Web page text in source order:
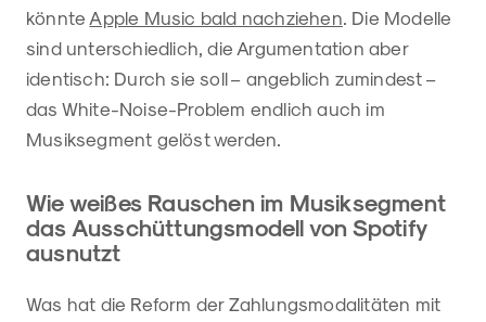
könnte Apple Music bald nachziehen. Die Modelle
sind unterschiedlich, die Argumentation aber
identisch: Durch sie soll – angeblich zumindest –
das White-Noise-Problem endlich auch im
Musiksegment gelöst werden.
Wie weißes Rauschen im Musiksegment
das Ausschüttungsmodell von Spotify
ausnutzt
Was hat die Reform der Zahlungsmodalitäten mit